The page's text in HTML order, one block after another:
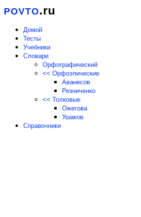
POVTO.ru
Домой
Тесты
Учебники
Словари
Орфографический
<< Орфоэпические
Аванесов
Резниченко
<< Толковые
Ожегова
Ушаков
Справочники